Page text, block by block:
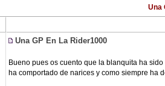
Una
Una GP En La Rider1000
Bueno pues os cuento que la blanquita ha
ha comportado de narices y como siempre ha